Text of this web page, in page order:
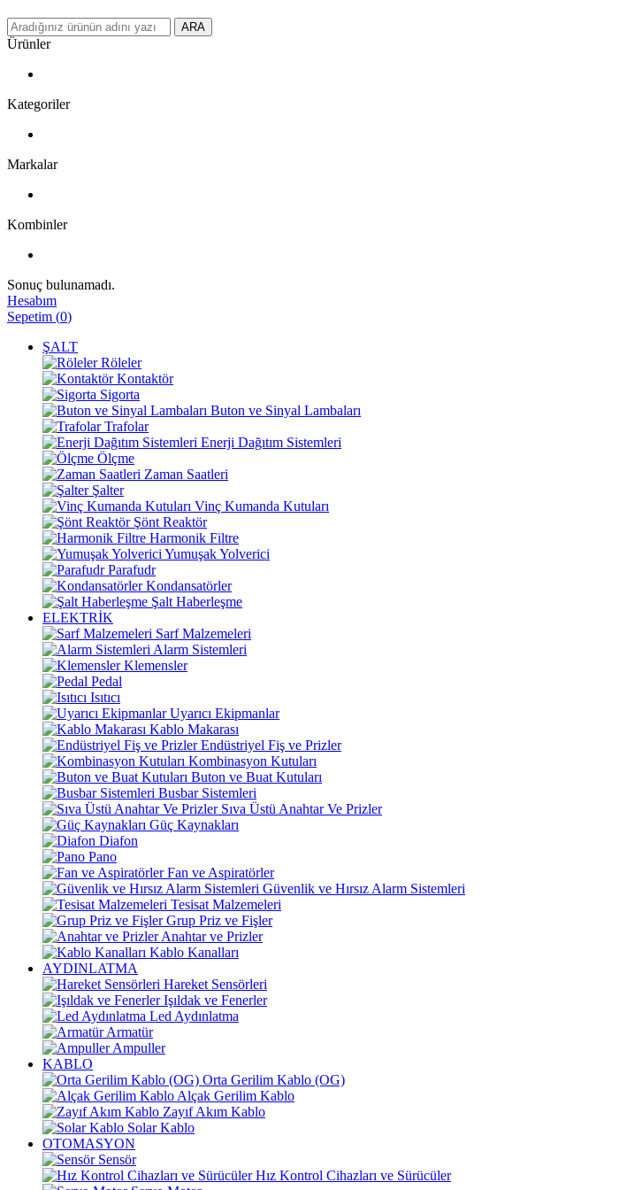
ARA
Ürünler
Kategoriler
Markalar
Kombinler
Sonuç bulunamadı.
Hesabım
Sepetim (0)
ŞALT
Röleler
Kontaktör
Sigorta
Buton ve Sinyal Lambaları
Trafolar
Enerji Dağıtım Sistemleri
Ölçme
Zaman Saatleri
Şalter
Vinç Kumanda Kutuları
Şönt Reaktör
Harmonik Filtre
Yumuşak Yolverici
Parafudr
Kondansatörler
Şalt Haberleşme
ELEKTRİK
Sarf Malzemeleri
Alarm Sistemleri
Klemensler
Pedal
Isıtıcı
Uyarıcı Ekipmanlar
Kablo Makarası
Endüstriyel Fiş ve Prizler
Kombinasyon Kutuları
Buton ve Buat Kutuları
Busbar Sistemleri
Sıva Üstü Anahtar Ve Prizler
Güç Kaynakları
Diafon
Pano
Fan ve Aspiratörler
Güvenlik ve Hırsız Alarm Sistemleri
Tesisat Malzemeleri
Grup Priz ve Fişler
Anahtar ve Prizler
Kablo Kanalları
AYDINLATMA
Hareket Sensörleri
Işıldak ve Fenerler
Led Aydınlatma
Armatür
Ampuller
KABLO
Orta Gerilim Kablo (OG)
Alçak Gerilim Kablo
Zayıf Akım Kablo
Solar Kablo
OTOMASYON
Sensör
Hız Kontrol Cihazları ve Sürücüler